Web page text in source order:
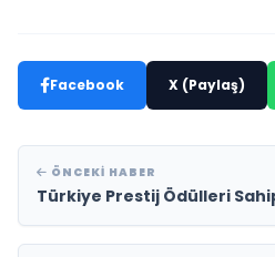
Facebook X (Paylaş)
ÖNCEKI HABER
Türkiye Prestij Ödülleri